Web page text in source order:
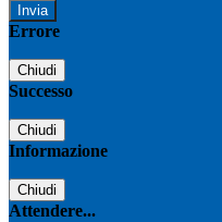
Errore
Chiudi
Successo
Chiudi
Informazione
Chiudi
Attendere...